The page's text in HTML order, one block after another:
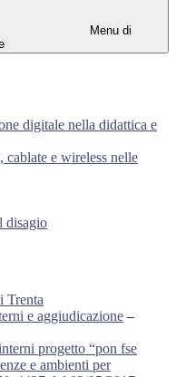
Menu di
digitale nella didattica e
e wireless nelle
disagio
Trenta
e aggiudicazione –
progetto “pon fse
e ambienti per